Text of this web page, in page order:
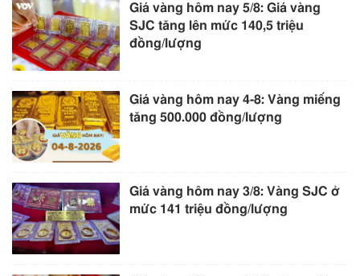
Giá vàng hôm nay 5/8: Giá vàng
SJC tăng lên mức 140,5 triệu
đồng/lượng
Giá vàng hôm nay 4-8: Vàng miếng
tăng 500.000 đồng/lượng
Giá vàng hôm nay 3/8: Vàng SJC ở
mức 141 triệu đồng/lượng